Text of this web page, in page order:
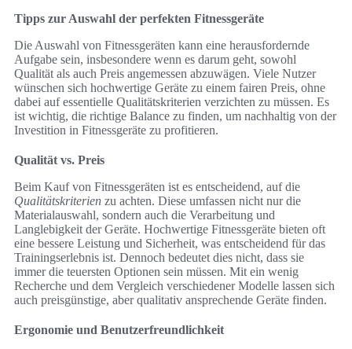
Tipps zur Auswahl der perfekten Fitnessgeräte
Die Auswahl von Fitnessgeräten kann eine herausfordernde
Aufgabe sein, insbesondere wenn es darum geht, sowohl
Qualität als auch Preis angemessen abzuwägen. Viele Nutzer
wünschen sich hochwertige Geräte zu einem fairen Preis, ohne
dabei auf essentielle Qualitätskriterien verzichten zu müssen. Es
ist wichtig, die richtige Balance zu finden, um nachhaltig von der
Investition in Fitnessgeräte zu profitieren.
Qualität vs. Preis
Beim Kauf von Fitnessgeräten ist es entscheidend, auf die
Qualitätskriterien zu achten. Diese umfassen nicht nur die
Materialauswahl, sondern auch die Verarbeitung und
Langlebigkeit der Geräte. Hochwertige Fitnessgeräte bieten oft
eine bessere Leistung und Sicherheit, was entscheidend für das
Trainingserlebnis ist. Dennoch bedeutet dies nicht, dass sie
immer die teuersten Optionen sein müssen. Mit ein wenig
Recherche und dem Vergleich verschiedener Modelle lassen sich
auch preisgünstige, aber qualitativ ansprechende Geräte finden.
Ergonomie und Benutzerfreundlichkeit